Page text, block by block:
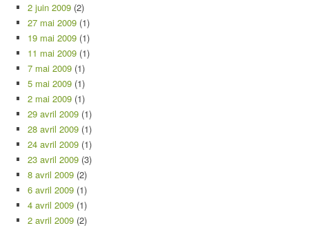
2 juin 2009 (2)
27 mai 2009 (1)
19 mai 2009 (1)
11 mai 2009 (1)
7 mai 2009 (1)
5 mai 2009 (1)
2 mai 2009 (1)
29 avril 2009 (1)
28 avril 2009 (1)
24 avril 2009 (1)
23 avril 2009 (3)
8 avril 2009 (2)
6 avril 2009 (1)
4 avril 2009 (1)
2 avril 2009 (2)